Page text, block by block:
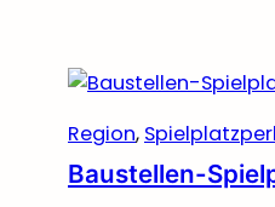
Region,
Baustellen-